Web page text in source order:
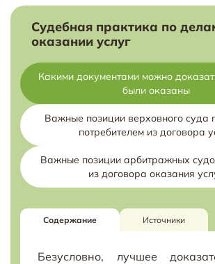
Судебная практика по
оказании услуг
Какими документами можно
были оказаны
Важные позиции верховного суда
потребителем из договора
Важные позиции арбитражных
из договора оказания
Содержание Источники
Безусловно, лучшее